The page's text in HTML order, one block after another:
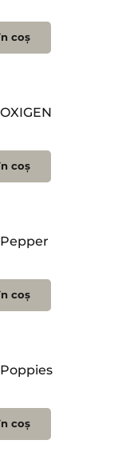
coș
coș
coș
coș